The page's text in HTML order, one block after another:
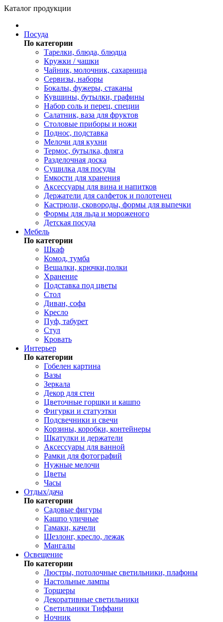
Каталог продукции
Посуда
По категории
Тарелки, блюда, блюдца
Кружки / чашки
Чайник, молочник, сахарница
Сервизы, наборы
Бокалы, фужеры, стаканы
Кувшины, бутылки, графины
Набор соль и перец, специи
Салатник, ваза для фруктов
Столовые приборы и ножи
Поднос, подставка
Мелочи для кухни
Термос, бутылка, фляга
Разделочная доска
Сушилка для посуды
Емкости для хранения
Аксессуары для вина и напитков
Держатели для салфеток и полотенец
Кастрюли, сковороды, формы для выпечки
Формы для льда и мороженого
Детская посуда
Мебель
По категории
Шкаф
Комод, тумба
Вешалки, крючки,полки
Хранение
Подставка под цветы
Стол
Диван, софа
Кресло
Пуф, табурет
Стул
Кровать
Интерьер
По категории
Гобелен картина
Вазы
Зеркала
Декор для стен
Цветочные горшки и кашпо
Фигурки и статуэтки
Подсвечники и свечи
Корзины, коробки, контейнеры
Шкатулки и держатели
Аксессуары для ванной
Рамки для фотографий
Нужные мелочи
Цветы
Часы
Отдых/дача
По категории
Садовые фигуры
Кашпо уличные
Гамаки, качели
Шезлонг, кресло, лежак
Мангалы
Освещение
По категории
Люстры, потолочные светильники, плафоны
Настольные лампы
Торшеры
Декоративные светильники
Светильники Тиффани
Ночник